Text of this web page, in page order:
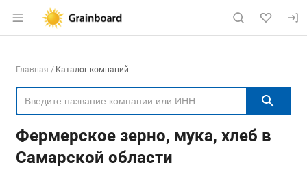
Раздел навигации по сайту
Навигация по компаниям
Главная Каталог компаний
Фермерское зерно, мука, хлеб в
Самарской области